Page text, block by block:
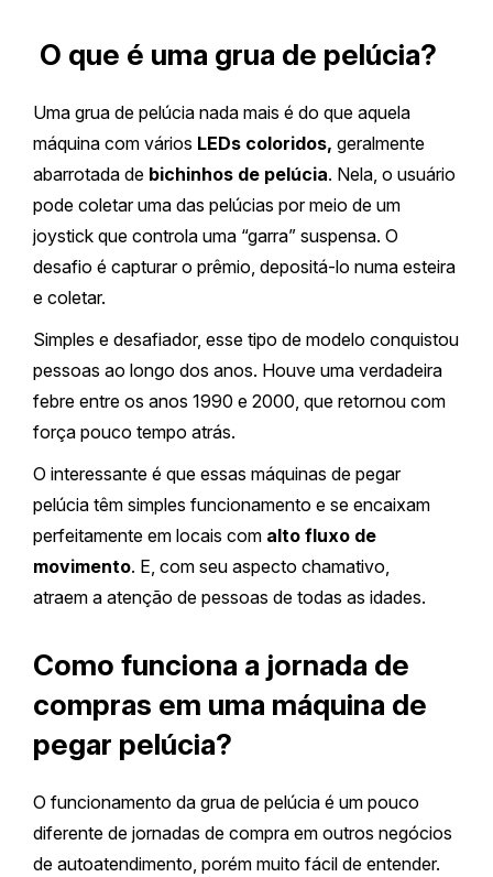
O que é uma grua de pelúcia?
Uma grua de pelúcia nada mais é do que aquela
máquina com vários LEDs coloridos, geralmente
abarrotada de bichinhos de pelúcia. Nela, o usuário
pode coletar uma das pelúcias por meio de um
joystick que controla uma “garra” suspensa. O
desafio é capturar o prêmio, depositá-lo numa esteira
e coletar.
Simples e desafiador, esse tipo de modelo conquistou
pessoas ao longo dos anos. Houve uma verdadeira
febre entre os anos 1990 e 2000, que retornou com
força pouco tempo atrás.
O interessante é que essas máquinas de pegar
pelúcia têm simples funcionamento e se encaixam
perfeitamente em locais com alto fluxo de
movimento. E, com seu aspecto chamativo,
atraem a atenção de pessoas de todas as idades.
Como funciona a jornada de
compras em uma máquina de
pegar pelúcia?
O funcionamento da grua de pelúcia é um pouco
diferente de jornadas de compra em outros negócios
de autoatendimento, porém muito fácil de entender.